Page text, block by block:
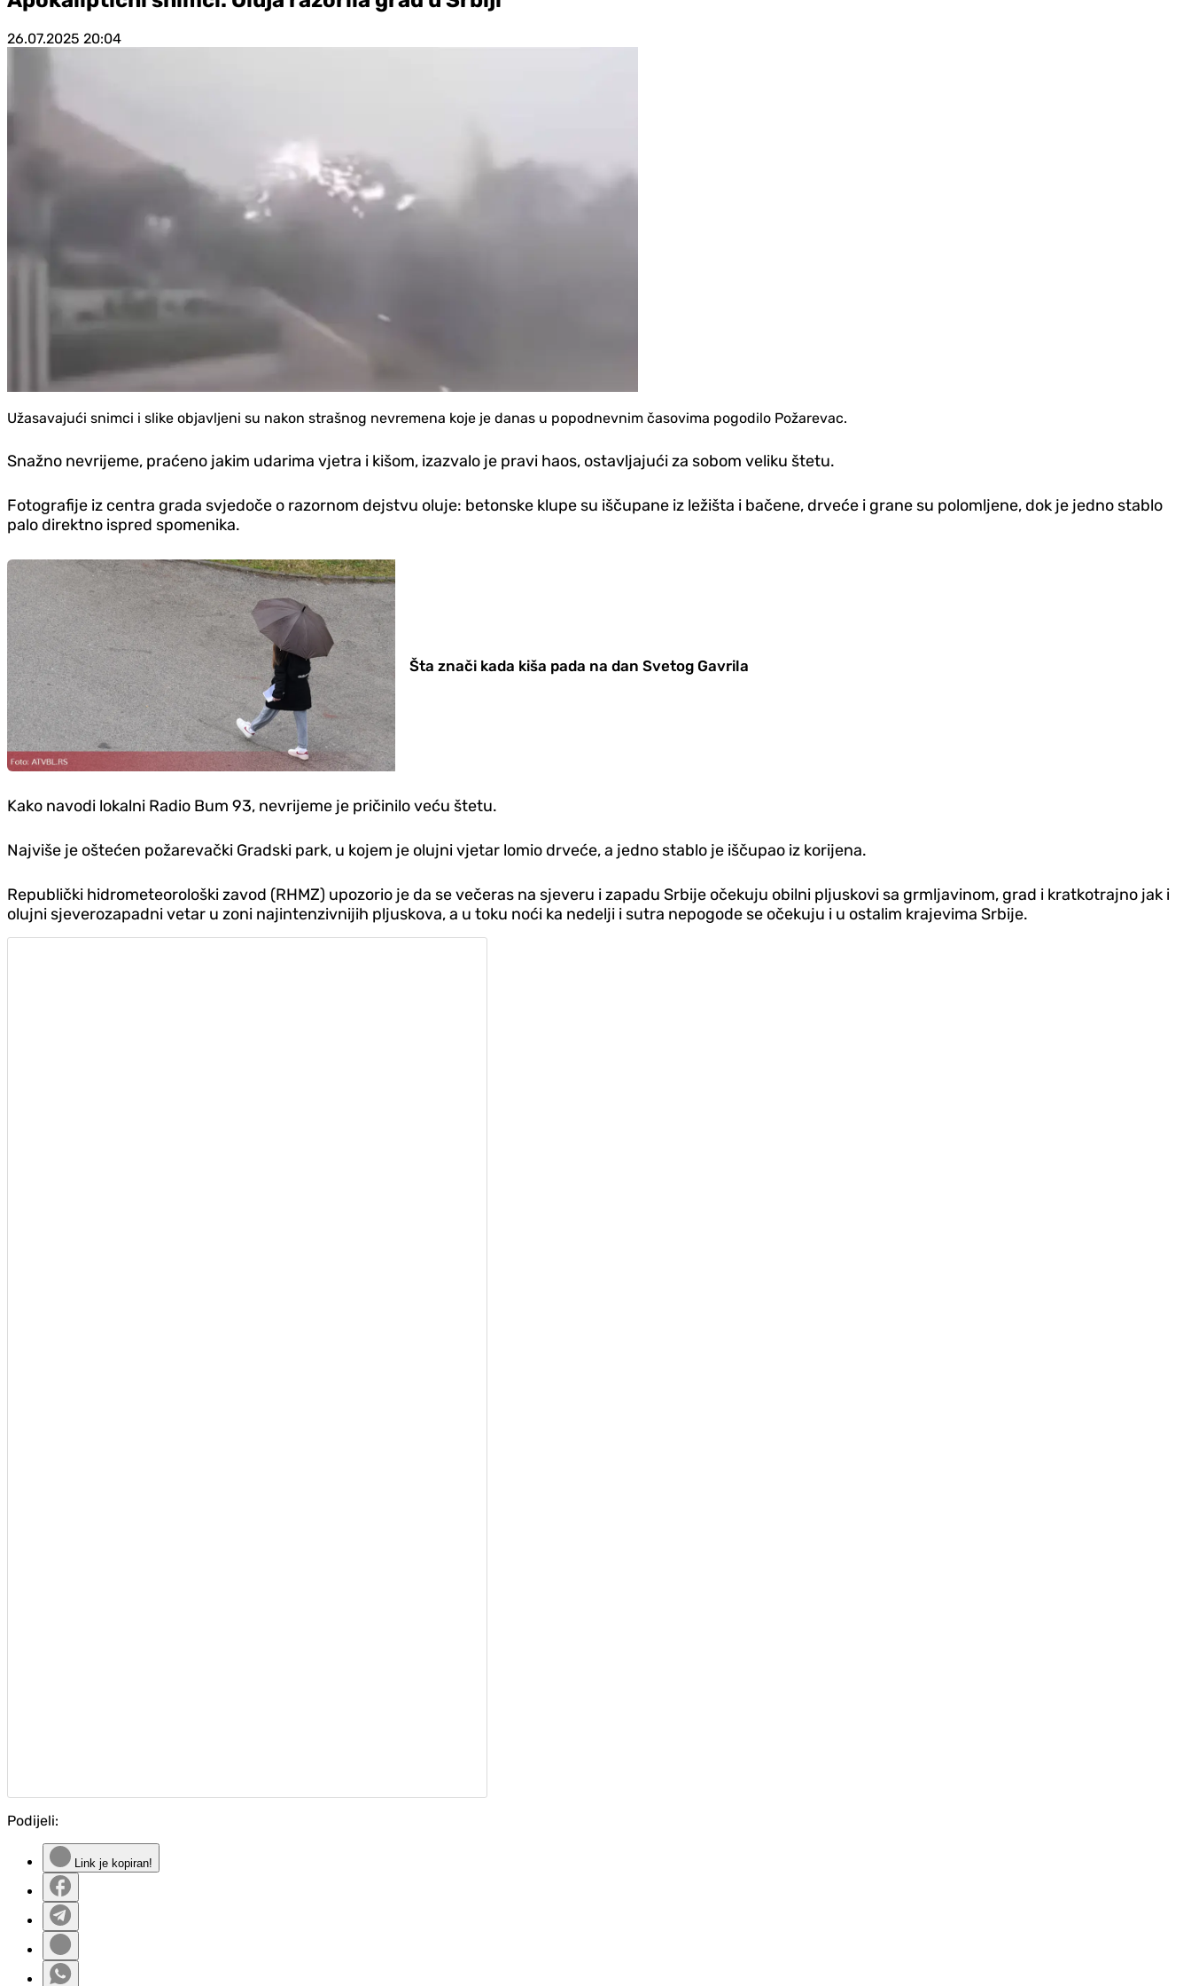
26.07.2025 20:04
Užasavajući snimci i slike objavljeni su nakon strašnog nevremena koje je danas u popodnevnim časovima pogodilo Požarevac.
Snažno nevrijeme, praćeno jakim udarima vjetra i kišom, izazvalo je pravi haos, ostavljajući za sobom veliku štetu.
Fotografije iz centra grada svjedoče o razornom dejstvu oluje: betonske klupe su iščupane iz ležišta i bačene, drveće i grane su polomljene, dok je jedno stablo
palo direktno ispred spomenika.
Šta znači kada kiša pada na dan Svetog Gavrila
Kako navodi lokalni Radio Bum 93, nevrijeme je pričinilo veću štetu.
Najviše je oštećen požarevački Gradski park, u kojem je olujni vjetar lomio drveće, a jedno stablo je iščupao iz korijena.
Republički hidrometeorološki zavod (RHMZ) upozorio je da se večeras na sjeveru i zapadu Srbije očekuju obilni pljuskovi sa grmljavinom, grad i kratkotrajno jak i
olujni sjeverozapadni vetar u zoni najintenzivnijih pljuskova, a u toku noći ka nedelji i sutra nepogode se očekuju i u ostalim krajevima Srbije.
Podijeli:
Link je kopiran!